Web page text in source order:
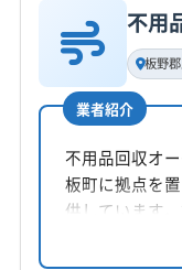
090-5276-4454
公式HP
公式サイトを見る
基本情報
代表者名
木下
所在地
徳島県徳島市庄
対応地域
徳島市
美馬市
不用
板野
業者紹介
不用品回収オ
板町に拠点を
供しています
も対応。営業
す。丁寧な作